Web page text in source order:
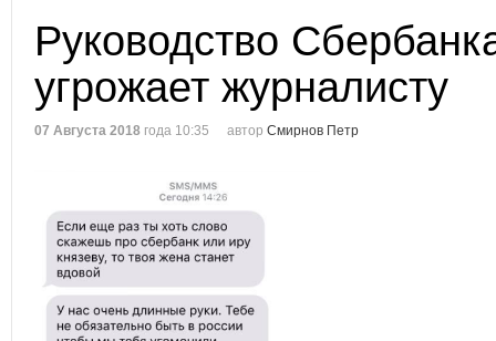
Руководство
угрожает журналисту
07 Августа 2018 года 10:35 автор Смирнов Петр